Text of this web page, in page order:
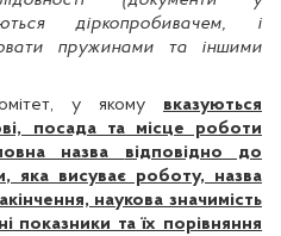
діркопробивачем, і
пружинами та іншими
у якому вказуються
посада та місце роботи
назва відповідно до
, яка висуває роботу, назва
наукова значимість
показники та їх порівняння